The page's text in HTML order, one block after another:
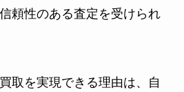
頼性のある査定を受けられ
取を実現できる理由は、自